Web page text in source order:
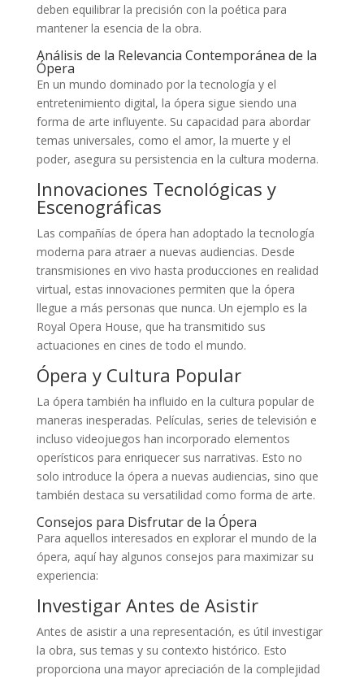
deben equilibrar la precisión con la poética para
mantener la esencia de la obra.
Análisis de la Relevancia Contemporánea de la
Ópera
En un mundo dominado por la tecnología y el
entretenimiento digital, la ópera sigue siendo una
forma de arte influyente. Su capacidad para abordar
temas universales, como el amor, la muerte y el
poder, asegura su persistencia en la cultura moderna.
Innovaciones Tecnológicas y
Escenográficas
Las compañías de ópera han adoptado la tecnología
moderna para atraer a nuevas audiencias. Desde
transmisiones en vivo hasta producciones en realidad
virtual, estas innovaciones permiten que la ópera
llegue a más personas que nunca. Un ejemplo es la
Royal Opera House, que ha transmitido sus
actuaciones en cines de todo el mundo.
Ópera y Cultura Popular
La ópera también ha influido en la cultura popular de
maneras inesperadas. Películas, series de televisión e
incluso videojuegos han incorporado elementos
operísticos para enriquecer sus narrativas. Esto no
solo introduce la ópera a nuevas audiencias, sino que
también destaca su versatilidad como forma de arte.
Consejos para Disfrutar de la Ópera
Para aquellos interesados en explorar el mundo de la
ópera, aquí hay algunos consejos para maximizar su
experiencia:
Investigar Antes de Asistir
Antes de asistir a una representación, es útil investigar
la obra, sus temas y su contexto histórico. Esto
proporciona una mayor apreciación de la complejidad